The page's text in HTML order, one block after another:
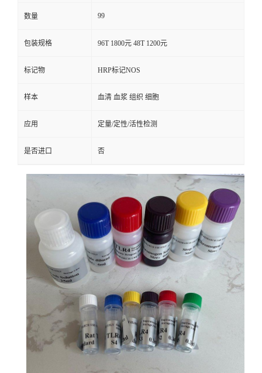
数量 99
包装规格 96T 1800元 48T 1200元
标记物 HRP标记NOS
样本 血清 血浆 组织 细胞
应用 定量/定性/活性检测
是否进口 否